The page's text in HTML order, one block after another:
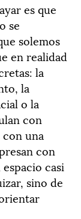
es que
se
solemos
en realidad
la
la
o la
con
una
con
casi
sino de